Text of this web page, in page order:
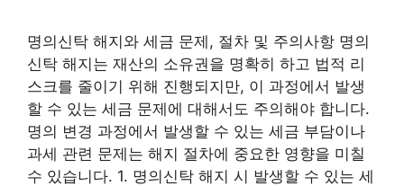
명의신탁 해지와 세금 문제, 절차 및 주의사항 명의
신탁 해지는 재산의 소유권을 명확히 하고 법적 리
스크를 줄이기 위해 진행되지만, 이 과정에서 발생
할 수 있는 세금 문제에 대해서도 주의해야 합니다.
명의 변경 과정에서 발생할 수 있는 세금 부담이나
과세 관련 문제는 해지 절차에 중요한 영향을 미칠
수 있습니다. 1. 명의신탁 해지 시 발생할 수 있는 세